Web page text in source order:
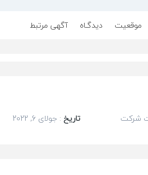
موقعیت دیدگـاه آگهی مرتبط
شرکت تاریخ : جولای 6, 2022